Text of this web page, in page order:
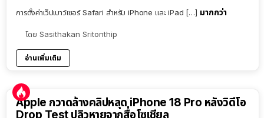
การตั้งค่าเว็ปเบาว์เซอร์ Safari สำหรับ iPhone และ iPad […] มากกว่า
โดย Sasithakan Sritonthip
อ่านเพิ่มเติม
Apple กวาดล้างคลิปหลุด iPhone 18 Pro หลังวิดีโอ
Drop Test ปลิวหายจากสื่อโซเชียล